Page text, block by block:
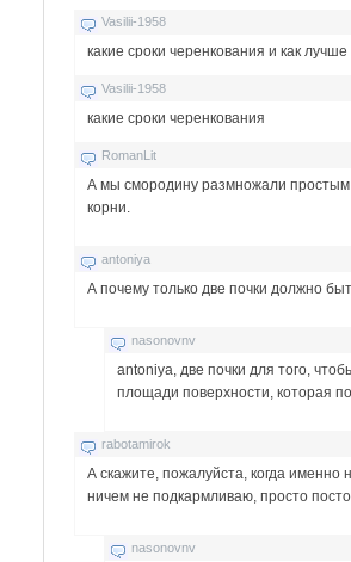
Vasilii-1958
какие сроки черенкования и как
Vasilii-1958
какие сроки черенкования
RomanLit
А мы смородину размножали простым
корни.
antoniya
А почему только две почки должно
nasonovnv
antoniya, две почки для того,
площади поверхности, которая
rabotamirok
А скажите, пожалуйста, когда
ничем не подкармливаю, просто
nasonovnv